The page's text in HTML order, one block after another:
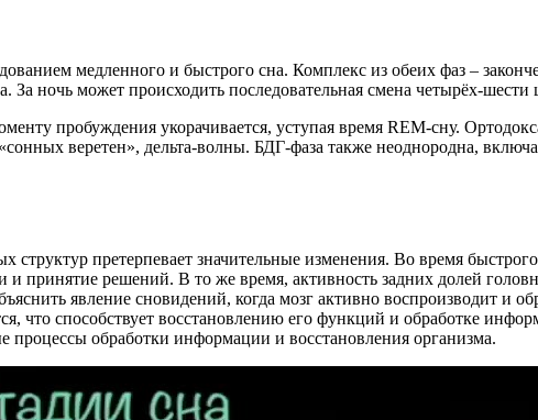
медленного и быстрого сна. Комплекс из обеих фаз –
За ночь может происходить последовательная смена четырёх-
пробуждения укорачивается, уступая время REM-сну.
веретен», дельта-волны. БДГ-фаза также неоднородна,
структур претерпевает значительные изменения. Во время
принятие решений. В то же время, активность задних долей
явление сновидений, когда мозг активно воспроизводит и
что способствует восстановлению его функций и обработке
процессы обработки информации и восстановления организма.